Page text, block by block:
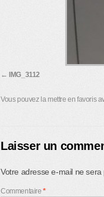
IMG_3112
Vous pouvez la mettre en favoris
Laisser un
Votre adresse e-mail ne sera
Commentaire*